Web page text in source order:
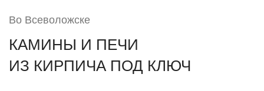
Во Всеволожске
КАМИНЫ И ПЕЧИ
ИЗ КИРПИЧА ПОД КЛЮЧ